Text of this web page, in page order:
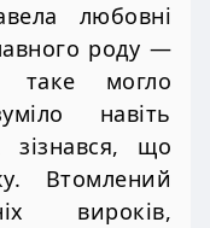
любовні
роду —
таке могло
навіть
що
Втомлений
вироків,